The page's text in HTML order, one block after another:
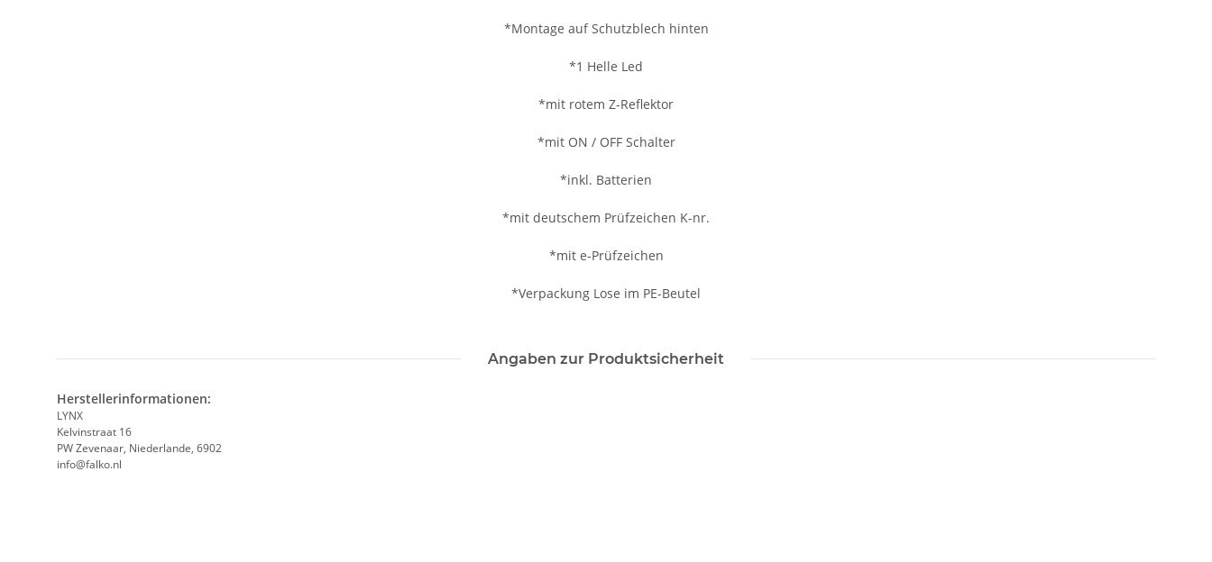
*Montage auf Schutzblech hinten
*1 Helle Led
*mit rotem Z-Reflektor
*mit ON / OFF Schalter
*inkl. Batterien
*mit deutschem Prüfzeichen K-nr.
*mit e-Prüfzeichen
*Verpackung Lose im PE-Beutel
Angaben zur Produktsicherheit
Herstellerinformationen:
LYNX
Kelvinstraat 16
PW Zevenaar, Niederlande, 6902
info@falko.nl